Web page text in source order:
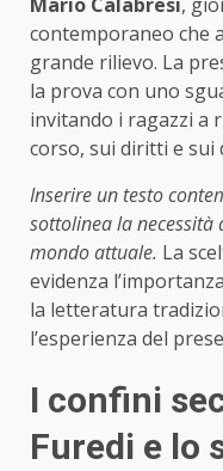
contemporaneo che
grande rilievo. La
la prova con uno
invitando i ragazzi a
corso, sui diritti e sui
Inserire un testo
sottolinea la
mondo attuale. La
evidenza
la letteratura
l’esperienza del
I confini
Furedi e lo